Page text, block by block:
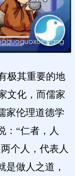
极其重要的地
文化，而儒家
家伦理道德学
：“仁者，人
个人，代表人
是做人之道，